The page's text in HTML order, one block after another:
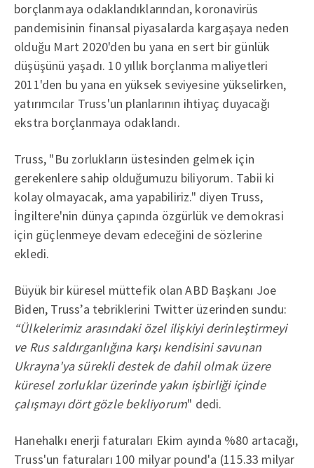
borçlanmaya odaklandıklarından, koronavirüs
pandemisinin finansal piyasalarda kargaşaya neden
olduğu Mart 2020'den bu yana en sert bir günlük
düşüşünü yaşadı. 10 yıllık borçlanma maliyetleri
2011'den bu yana en yüksek seviyesine yükselirken,
yatırımcılar Truss'un planlarının ihtiyaç duyacağı
ekstra borçlanmaya odaklandı.
Truss, "Bu zorlukların üstesinden gelmek için
gerekenlere sahip olduğumuzu biliyorum. Tabii ki
kolay olmayacak, ama yapabiliriz." diyen Truss,
İngiltere'nin dünya çapında özgürlük ve demokrasi
için güçlenmeye devam edeceğini de sözlerine
ekledi.
Büyük bir küresel müttefik olan ABD Başkanı Joe
Biden, Truss’a tebriklerini Twitter üzerinden sundu:
“Ülkelerimiz arasındaki özel ilişkiyi derinleştirmeyi
ve Rus saldırganlığına karşı kendisini savunan
Ukrayna'ya sürekli destek de dahil olmak üzere
küresel zorluklar üzerinde yakın işbirliği içinde
çalışmayı dört gözle bekliyorum" dedi.
Hanehalkı enerji faturaları Ekim ayında %80 artacağı,
Truss'un faturaları 100 milyar pound'a (115.33 milyar